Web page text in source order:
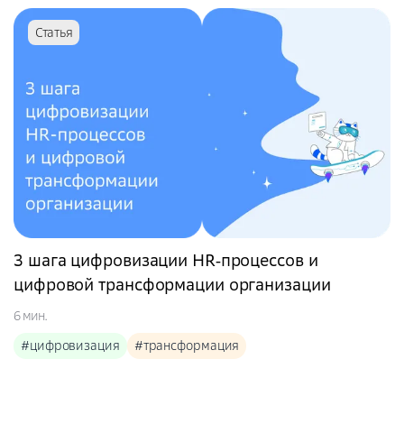
Статья
3 шага цифровизации HR‑процессов и
цифровой трансформации организации
6 мин.
#цифровизация
#трансформация